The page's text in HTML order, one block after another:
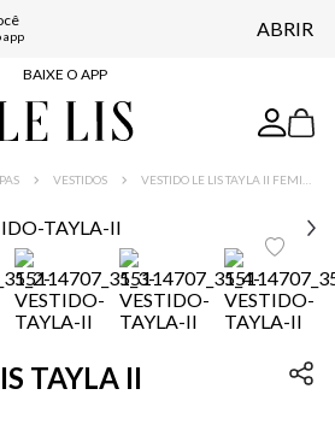
app ABRIR
FRETE GRÁTIS*
BAIXE O APP
NA PRIMEIRA COMPRA*
FRETE GRÁTIS*
BAIXE O APP
NA PRIMEIRA COMPRA*
VESTIDOS
TAYLA II